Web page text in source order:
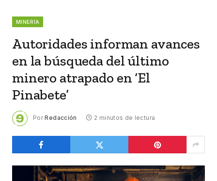
MINERÍA
Autoridades informan avances
en la búsqueda del último
minero atrapado en ‘El
Pinabete’
Por Redacción 2 minutos de lectura